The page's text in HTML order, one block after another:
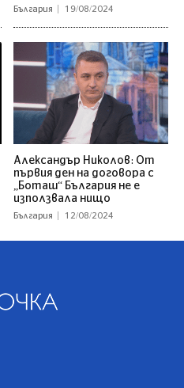
България 19/08/2024
Александър Николов: От
първия ден на договора с
„Боташ“ България не е
използвала нищо
България 12/08/2024